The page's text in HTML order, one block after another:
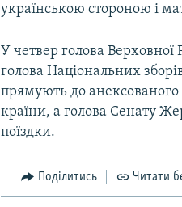
українською стороною і
У четвер голова
голова Національних
прямують до анексованого
країни, а голова Сенату
поїздки.
Поділитись Читати